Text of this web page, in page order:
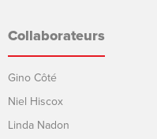
Collaborateurs
Gino Côté
Niel Hiscox
Linda Nadon